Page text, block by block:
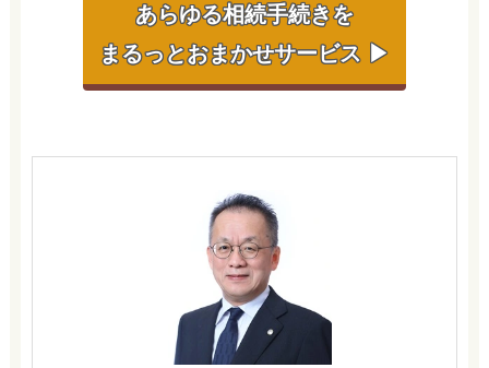
あらゆる相続手続きを
まるっとおまかせサービス ▶